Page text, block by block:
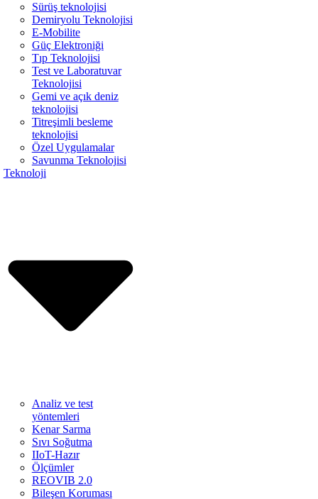
Sürüş teknolojisi
Demiryolu Teknolojisi
E-Mobilite
Güç Elektroniği
Tıp Teknolojisi
Test ve Laboratuvar
Teknolojisi
Gemi ve açık deniz
teknolojisi
Titreşimli besleme
teknolojisi
Özel Uygulamalar
Savunma Teknolojisi
Teknoloji
Analiz ve test
yöntemleri
Kenar Sarma
Sıvı Soğutma
IIoT-Hazır
Ölçümler
REOVIB 2.0
Bileşen Koruması